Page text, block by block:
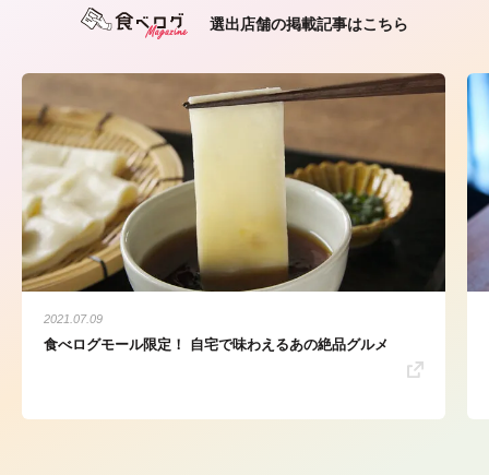
選出店舗の掲載記事はこちら
2021.07.09
食べログモール限定！ 自宅で味わえるあの絶品グルメ